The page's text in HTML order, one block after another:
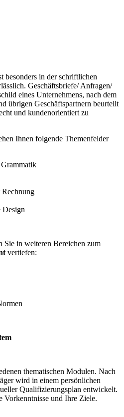
besonders in der schriftlichen
Geschäftsbriefe/ Anfragen/
eines Unternehmens, nach dem
übrigen Geschäftspartnern beurteilt
und kundenorientiert zu
Ihnen folgende Themenfelder
Design
Sie in weiteren Bereichen zum
vertiefen:
thematischen Modulen. Nach
wird in einem persönlichen
Qualifizierungsplan entwickelt.
Vorkenntnisse und Ihre Ziele.